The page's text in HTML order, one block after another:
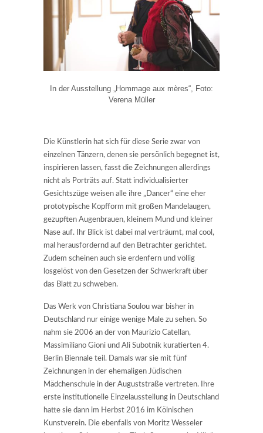
In der Ausstellung „Hommage aux mères“, Foto:
Verena Müller
Die Künstlerin hat sich für diese Serie zwar von
einzelnen Tänzern, denen sie persönlich begegnet ist,
inspirieren lassen, fasst die Zeichnungen allerdings
nicht als Porträts auf. Statt individualisierter
Gesichtszüge weisen alle ihre „Dancer“ eine eher
prototypische Kopfform mit großen Mandelaugen,
gezupften Augenbrauen, kleinem Mund und kleiner
Nase auf. Ihr Blick ist dabei mal verträumt, mal cool,
mal herausfordernd auf den Betrachter gerichtet.
Zudem scheinen auch sie erdenfern und völlig
losgelöst von den Gesetzen der Schwerkraft über
das Blatt zu schweben.
Das Werk von Christiana Soulou war bisher in
Deutschland nur einige wenige Male zu sehen. So
nahm sie 2006 an der von Maurizio Catellan,
Massimiliano Gioni und Ali Subotnik kuratierten 4.
Berlin Biennale teil. Damals war sie mit fünf
Zeichnungen in der ehemaligen Jüdischen
Mädchenschule in der Auguststraße vertreten. Ihre
erste institutionelle Einzelausstellung in Deutschland
hatte sie dann im Herbst 2016 im Kölnischen
Kunstverein. Die ebenfalls von Moritz Wesseler